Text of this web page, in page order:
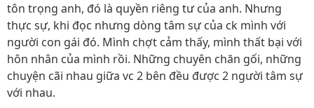
tôn trọng anh, đó là quyền riêng tư của anh. Nhưng
thực sự, khi đọc nhưng dòng tâm sự của ck mình với
người con gái đó. Mình chợt cảm thấy, mình thất bại với
hôn nhân của mình rồi. Những chuyên chăn gối, những
chuyện cãi nhau giữa vc 2 bên đều được 2 người tâm sự
với nhau.